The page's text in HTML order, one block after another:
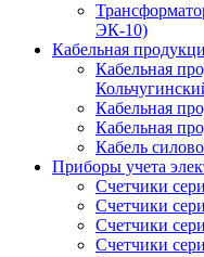
ЭК-10)
Кабельная
Кабельная
Кабельная
Кабельная
Кабель
Приборы учета
Счетчики
Счетчики
Счетчики
Счетчики